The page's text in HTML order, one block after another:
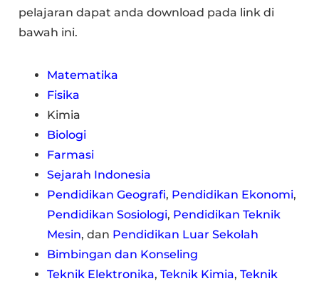
pelajaran dapat anda download pada link di
bawah ini.
Matematika
Fisika
Kimia
Biologi
Farmasi
Sejarah Indonesia
Pendidikan Geografi, Pendidikan Ekonomi,
Pendidikan Sosiologi, Pendidikan Teknik
Mesin, dan Pendidikan Luar Sekolah
Bimbingan dan Konseling
Teknik Elektronika,Teknik Kimia,Teknik